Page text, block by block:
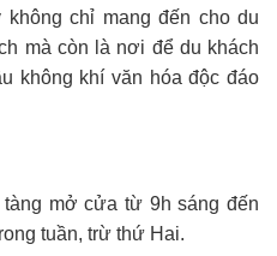
chỉ mang đến cho du
mà còn là nơi để du khách
không khí văn hóa độc đáo
tàng mở cửa từ 9h sáng đến
tuần, trừ thứ Hai.